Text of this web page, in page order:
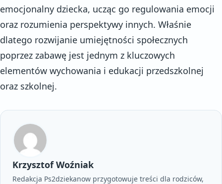
emocjonalny dziecka, ucząc go regulowania emocji
oraz rozumienia perspektywy innych. Właśnie
dlatego rozwijanie umiejętności społecznych
poprzez zabawę jest jednym z kluczowych
elementów wychowania i edukacji przedszkolnej
oraz szkolnej.
Krzysztof Woźniak
Redakcja Ps2dziekanow przygotowuje treści dla rodziców,